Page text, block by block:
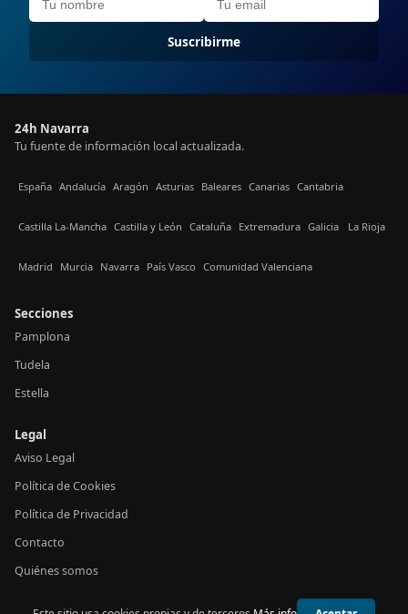
Suscribirme
24h Navarra
Tu fuente de información local actualizada.
España Andalucía Aragón Asturias Baleares Canarias Cantabria
Castilla La-Mancha Castilla y León Cataluña Extremadura Galicia La Rioja
Madrid Murcia Navarra País Vasco Comunidad Valenciana
Secciones
Pamplona
Tudela
Estella
Legal
Aviso Legal
Política de Cookies
Política de Privacidad
Contacto
Quiénes somos